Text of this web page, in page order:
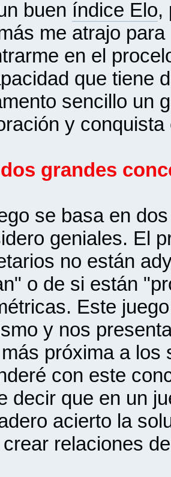
buen índice Elo,
me atrajo
en el
que tiene
sencillo un
y conquista
grandes
se basa en
geniales. El
no están
o de si están
Este
y nos
próxima a los
con este
decir que en un
acierto la
relaciones